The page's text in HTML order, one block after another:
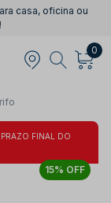
casa, oficina ou
0
FINAL DO
15% OFF